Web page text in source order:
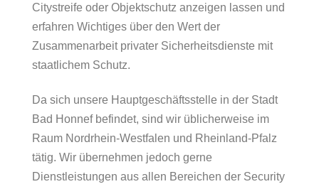
Citystreife oder Objektschutz anzeigen lassen und
erfahren Wichtiges über den Wert der
Zusammenarbeit privater Sicherheitsdienste mit
staatlichem Schutz.
Da sich unsere Hauptgeschäftsstelle in der Stadt
Bad Honnef befindet, sind wir üblicherweise im
Raum Nordrhein-Westfalen und Rheinland-Pfalz
tätig. Wir übernehmen jedoch gerne
Dienstleistungen aus allen Bereichen der Security